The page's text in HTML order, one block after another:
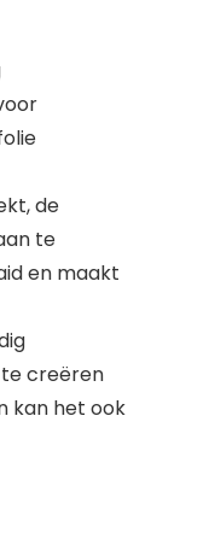
de
te
en maakt
creëren
kan het ook